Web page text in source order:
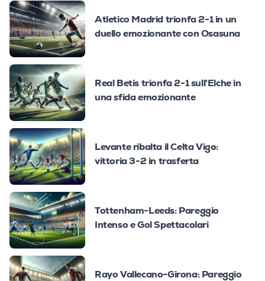
Atletico Madrid trionfa 2-1 in un
duello emozionante con Osasuna
Real Betis trionfa 2-1 sull'Elche in
una sfida emozionante
Levante ribalta il Celta Vigo:
vittoria 3-2 in trasferta
Tottenham-Leeds: Pareggio
Intenso e Gol Spettacolari
Rayo Vallecano-Girona: Pareggio